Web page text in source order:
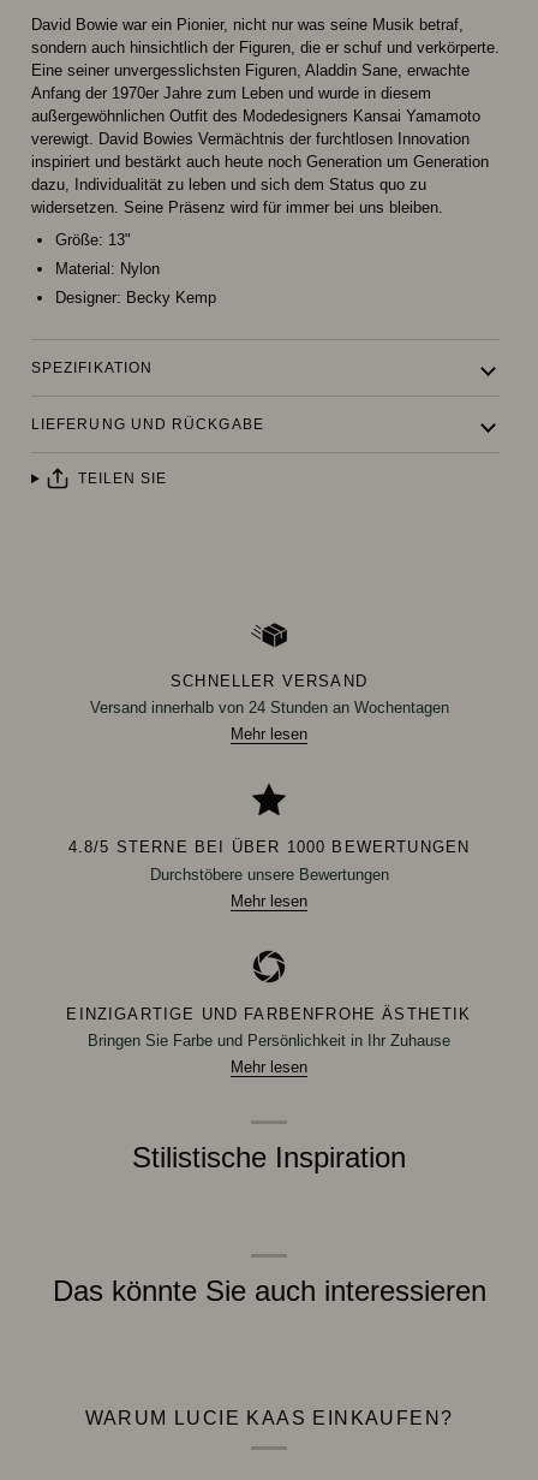
David Bowie war ein Pionier, nicht nur was seine Musik betraf,
sondern auch hinsichtlich der Figuren, die er schuf und verkörperte.
Eine seiner unvergesslichsten Figuren, Aladdin Sane, erwachte
Anfang der 1970er Jahre zum Leben und wurde in diesem
außergewöhnlichen Outfit des Modedesigners Kansai Yamamoto
verewigt. David Bowies Vermächtnis der furchtlosen Innovation
inspiriert und bestärkt auch heute noch Generation um Generation
dazu, Individualität zu leben und sich dem Status quo zu
widersetzen. Seine Präsenz wird für immer bei uns bleiben.
Größe: 13"
Material: Nylon
Designer: Becky Kemp
SPEZIFIKATION
LIEFERUNG UND RÜCKGABE
TEILEN SIE
SCHNELLER VERSAND
Versand innerhalb von 24 Stunden an Wochentagen
Mehr lesen
4.8/5 STERNE BEI ÜBER 1000 BEWERTUNGEN
Durchstöbere unsere Bewertungen
Mehr lesen
EINZIGARTIGE UND FARBENFROHE ÄSTHETIK
Bringen Sie Farbe und Persönlichkeit in Ihr Zuhause
Mehr lesen
Stilistische Inspiration
Das könnte Sie auch interessieren
WARUM LUCIE KAAS EINKAUFEN?